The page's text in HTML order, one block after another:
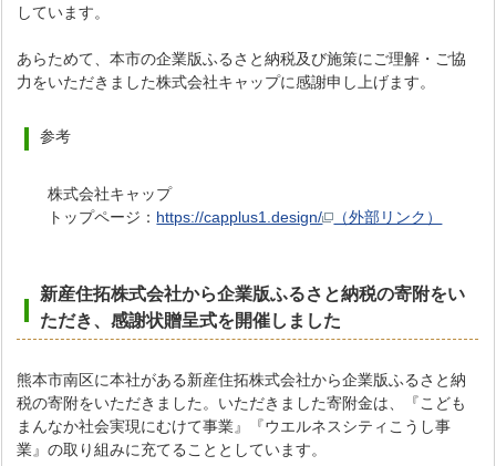
しています。
あらためて、本市の企業版ふるさと納税及び施策にご理解・ご協
力をいただきました株式会社キャップに感謝申し上げます。
参考
株式会社キャップ
トップページ： https://capplus1.design/ （外部リンク）
新産住拓株式会社から企業版ふるさと納税の寄附をい
ただき、感謝状贈呈式を開催しました
熊本市南区に本社がある新産住拓株式会社から企業版ふるさと納
税の寄附をいただきました。いただきました寄附金は、『こども
まんなか社会実現にむけて事業』『ウエルネスシティこうし事
業』の取り組みに充てることとしています。